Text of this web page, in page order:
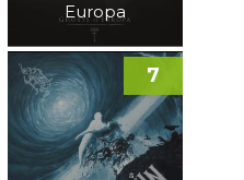
Europa
7